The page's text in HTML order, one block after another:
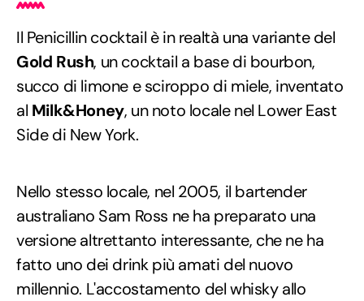
Il Penicillin cocktail è in realtà una variante del
Gold Rush, un cocktail a base di bourbon,
succo di limone e sciroppo di miele, inventato
al Milk&Honey, un noto locale nel Lower East
Side di New York.
Nello stesso locale, nel 2005, il bartender
australiano Sam Ross ne ha preparato una
versione altrettanto interessante, che ne ha
fatto uno dei drink più amati del nuovo
millennio. L'accostamento del whisky allo